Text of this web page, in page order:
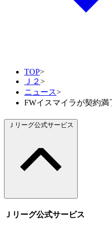
TOP>
Ｊ２ >
ニュース>
FWイスマイラが契約満
Ｊリーグ公式サービス
Ｊリーグ公式サービス